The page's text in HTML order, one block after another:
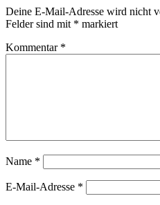
Deine E-Mail-Adresse wird nicht
Felder sind mit * markiert
Kommentar *
Name *
E-Mail-Adresse *